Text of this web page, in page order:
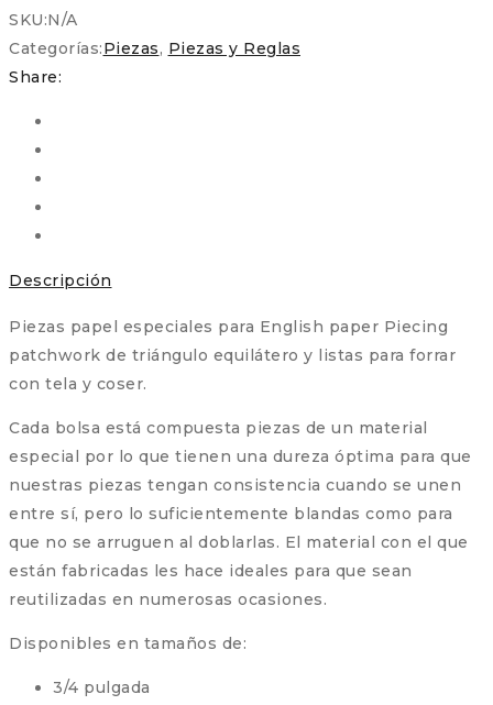
Triangulo
para
Patchwork
EPP
cantidad
SKU:N/A
Categorías:Piezas, Piezas y Reglas
Share:
Descripción
Piezas papel especiales para English paper Piecing
patchwork de triángulo equilátero y listas para forrar
con tela y coser.
Cada bolsa está compuesta piezas de un material
especial por lo que tienen una dureza óptima para que
nuestras piezas tengan consistencia cuando se unen
entre sí, pero lo suficientemente blandas como para
que no se arruguen al doblarlas. El material con el que
están fabricadas les hace ideales para que sean
reutilizadas en numerosas ocasiones.
Disponibles en tamaños de:
3/4 pulgada